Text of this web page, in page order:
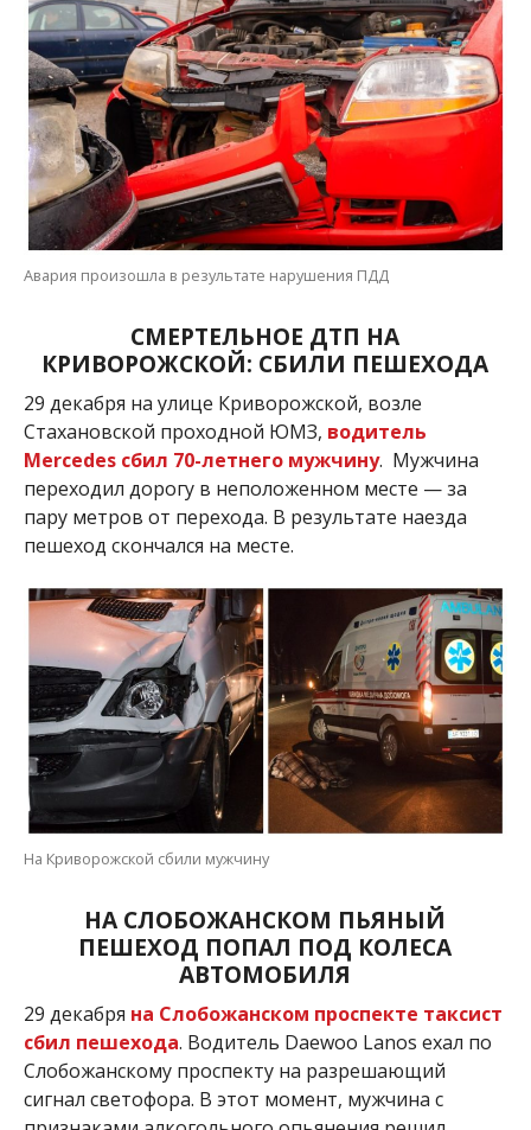
Авария произошла в результате нарушения ПДД
СМЕРТЕЛЬНОЕ ДТП НА
КРИВОРОЖСКОЙ: СБИЛИ ПЕШЕХОДА
29 декабря на улице Криворожской, возле
Стахановской проходной ЮМЗ, водитель
Mercedes сбил 70-летнего мужчину. Мужчина
переходил дорогу в неположенном месте — за
пару метров от перехода. В результате наезда
пешеход скончался на месте.
На Криворожской сбили мужчину
НА СЛОБОЖАНСКОМ ПЬЯНЫЙ
ПЕШЕХОД ПОПАЛ ПОД КОЛЕСА
АВТОМОБИЛЯ
29 декабря на Слобожанском проспекте таксист
сбил пешехода. Водитель Daewoo Lanos ехал по
Слобожанскому проспекту на разрешающий
сигнал светофора. В этот момент, мужчина с